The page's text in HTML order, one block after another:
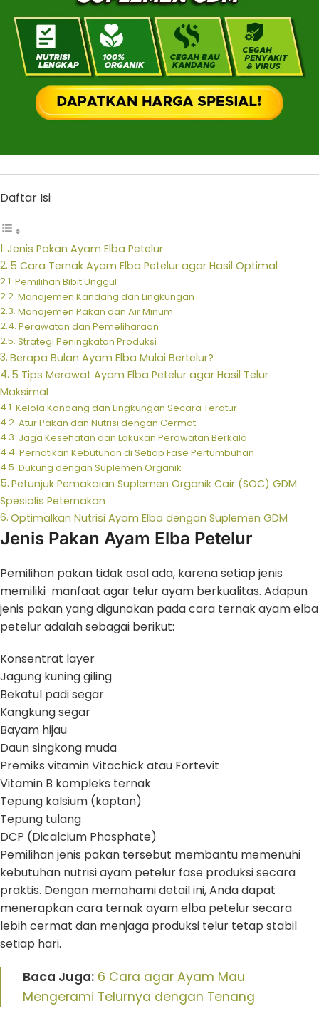
Daftar Isi
Jenis Pakan Ayam Elba Petelur
5 Cara Ternak Ayam Elba Petelur agar Hasil Optimal
Pemilihan Bibit Unggul
Manajemen Kandang dan Lingkungan
Manajemen Pakan dan Air Minum
Perawatan dan Pemeliharaan
Strategi Peningkatan Produksi
Berapa Bulan Ayam Elba Mulai Bertelur?
5 Tips Merawat Ayam Elba Petelur agar Hasil Telur
Maksimal
Kelola Kandang dan Lingkungan Secara Teratur
Atur Pakan dan Nutrisi dengan Cermat
Jaga Kesehatan dan Lakukan Perawatan Berkala
Perhatikan Kebutuhan di Setiap Fase Pertumbuhan
Dukung dengan Suplemen Organik
Petunjuk Pemakaian Suplemen Organik Cair (SOC) GDM
Spesialis Peternakan
Optimalkan Nutrisi Ayam Elba dengan Suplemen GDM
Jenis Pakan Ayam Elba Petelur
Pemilihan pakan tidak asal ada, karena setiap jenis
memiliki manfaat agar telur ayam berkualitas. Adapun
jenis pakan yang digunakan pada cara ternak ayam elba
petelur adalah sebagai berikut:
Konsentrat layer
Jagung kuning giling
Bekatul padi segar
Kangkung segar
Bayam hijau
Daun singkong muda
Premiks vitamin Vitachick atau Fortevit
Vitamin B kompleks ternak
Tepung kalsium (kaptan)
Tepung tulang
DCP (Dicalcium Phosphate)
Pemilihan jenis pakan tersebut membantu memenuhi
kebutuhan nutrisi ayam petelur fase produksi secara
praktis. Dengan memahami detail ini, Anda dapat
menerapkan cara ternak ayam elba petelur secara
lebih cermat dan menjaga produksi telur tetap stabil
setiap hari.
Baca Juga: 6 Cara agar Ayam Mau
Mengerami Telurnya dengan Tenang